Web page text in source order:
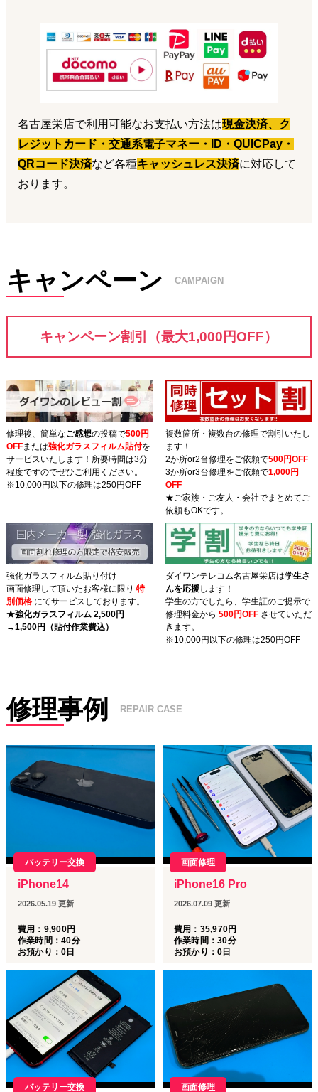
です。
本日もご来店お待ちしております。
7月30日（木）営業時間短縮のお知らせ
iPhone修理ダイワンテレコム名古屋栄店でございます。
◆営業時間短縮のお知らせ
尚、7月31日（木）9:00から19:00まで通常営業しております。
【即日修理】栄・伏見での急なiPhoneトラブルは当店
にお任せください！📢
「落として画面が割れてしまった…😭」
「急に充電ができなくなった…充電マークがつかない🔋💧」
そんな突然のiPhoneトラブルでお困りではありませんか？
ダイワンテレコム名古屋栄店は、栄駅・名鉄栄町駅はもちろん、
伏見駅からもアクセス抜群の【iPhone修理専門店】です。
🚗お車でお越しの方も安心の、近隣にコインパーキングが多数あ
ります。
🌟ダイワンテレコム名古屋栄店の安心ポイント
確かな実績 ：国が認めた「総務省登録修理業者」🔧 修理実績はな
んと8,000台以上！
す。
朝9時から営業
：お出かけ前や、通勤・通学前のご来店も大歓
「修理店に入るのは初めてで緊張する…」「機械のことはよくわ
からない💦」という女性のお客様もどうぞご安心ください。専門
スタッフが分かりやすく、親切・丁寧に対応いたします。
ご相談やお見積もりだけでも大歓迎です！
お困りの際は、どうぞ安心してお気軽にお立ち寄りください。
皆様のご来店を心よりお待ちしております😊✨
2026.07.10
【7月のお出かけ・お祭りシーズン到来！🏮✨】スマホ
の準備は万全ですか？📱
栄のイベントを快適に楽しむために、スマホの準備は万全です
か？📱
こんにちは！ダイワンテレコム名古屋栄店です👨‍🔧
いよいよ7月になり、栄周辺でも「名古屋オクトーバーフェス
名古屋栄店で利用可能なお支払い方法は現金決済、ク
レジットカード・交通系電子マネー・ID・QUICPay・
QRコード決済など各種キャッシュレス決済に対応して
おります。
キャンペーン CAMPAIGN
キャンペーン割引（最大1,000円OFF）
修理後、簡単なご感想の投稿で500円
OFFまたは強化ガラスフィルム貼付を
サービスいたします！所要時間は3分
程度ですのでぜひご利用ください。
※10,000円以下の修理は250円OFF
複数箇所・複数台の修理で割引いたし
ます！
2か所or2台修理をご依頼で500円OFF
3か所or3台修理をご依頼で1,000円
OFF
★ご家族・ご友人・会社でまとめてご
依頼もOKです。
強化ガラスフィルム貼り付け
画面修理して頂いたお客様に限り 特
別価格 にてサービスしております。
★強化ガラスフィルム 2,500円
→1,500円（貼付作業費込）
ダイワンテレコム名古屋栄店は学生さ
んを応援します！
学生の方でしたら、学生証のご提示で
修理料金から 500円OFF させていただ
きます。
※10,000円以下の修理は250円OFF
修理事例 REPAIR CASE
バッテリー交換
iPhone14
2026.05.19更新
費用： 9,900円
作業時間：40分
お預かり：0日
画面修理
iPhone16 Pro
2026.07.09更新
費用： 35,970円
作業時間：30分
お預かり：0日
バッテリー交換 画面修理